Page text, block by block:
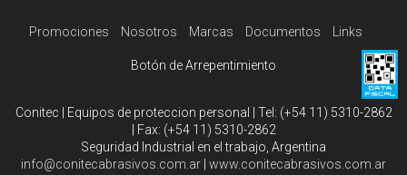
Promociones Nosotros Marcas Documentos Links
Botón de Arrepentimiento
Conitec | Equipos de proteccion personal | Tel: (+54 11) 5310-2862
| Fax: (+54 11) 5310-2862
Seguridad Industrial en el trabajo, Argentina
info@conitecabrasivos.com.ar | www.conitecabrasivos.com.ar